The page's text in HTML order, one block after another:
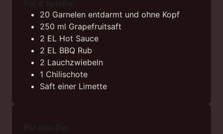
20 Garnelen entdarmt und ohne Kopf
250 ml Grapefruitsaft
2 EL Hot Sauce
2 EL BBQ Rub
2 Lauchzwiebeln
1 Chilischote
Saft einer Limette